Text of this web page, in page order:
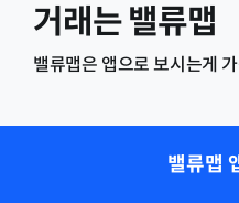
거래는 밸류맵
밸류맵은 앱으로 보시는게
밸류맵